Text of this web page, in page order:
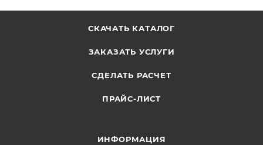
СКАЧАТЬ КАТАЛОГ
ЗАКАЗАТЬ УСЛУГИ
СДЕЛАТЬ РАСЧЕТ
ПРАЙС-ЛИСТ
ИНФОРМАЦИЯ